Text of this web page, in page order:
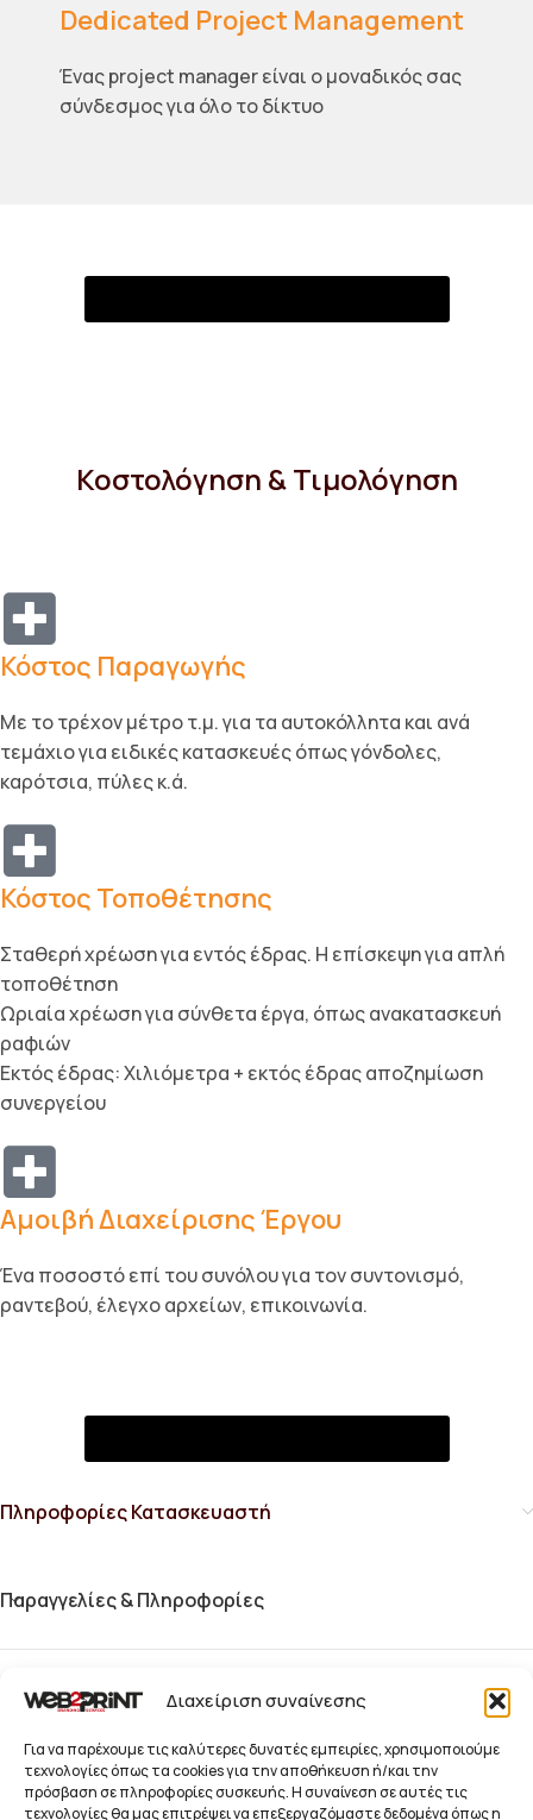
Διαχείριση συναίνεσης
Για να παρέχουμε τις καλύτερες δυνατές εμπειρίες, χρησιμοποιούμε
τεχνολογίες όπως τα cookies για την αποθήκευση ή/και την
πρόσβαση σε πληροφορίες συσκευής. Η συναίνεση σε αυτές τις
τεχνολογίες θα μας επιτρέψει να επεξεργαζόμαστε δεδομένα όπως η
Dedicated Project Management
Ένας project manager είναι ο μοναδικός σας
σύνδεσμος για όλο το δίκτυο
Κοστολόγηση & Τιμολόγηση
Κόστος Παραγωγής
Με το τρέχον μέτρο τ.μ. για τα αυτοκόλλητα και ανά
τεμάχιο για ειδικές κατασκευές όπως γόνδολες,
καρότσια, πύλες κ.ά.
Κόστος Τοποθέτησης
Σταθερή χρέωση για εντός έδρας. Η επίσκεψη για απλή
τοποθέτηση
Ωριαία χρέωση για σύνθετα έργα, όπως ανακατασκευή
ραφιών
Εκτός έδρας: Χιλιόμετρα + εκτός έδρας αποζημίωση
συνεργείου
Αμοιβή Διαχείρισης Έργου
Ένα ποσοστό επί του συνόλου για τον συντονισμό,
ραντεβού, έλεγχο αρχείων, επικοινωνία.
Πληροφορίες Κατασκευαστή
Παραγγελίες & Πληροφορίες
Blog
Παραγγελίες
Προϊόντα